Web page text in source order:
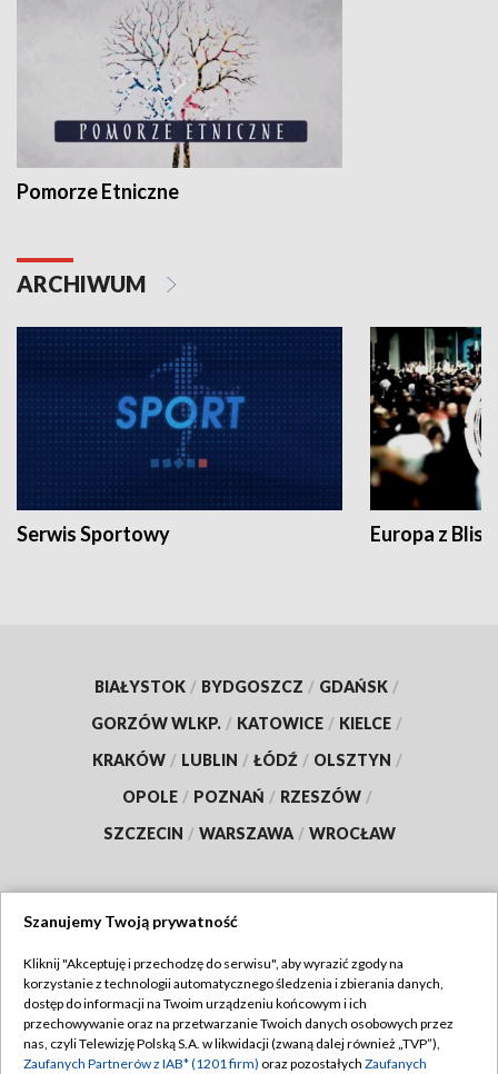
Pomorze Etniczne
ARCHIWUM
Serwis Sportowy Europa z
BIAŁYSTOK / BYDGOSZCZ / GDAŃSK /
GORZÓW WLKP. / KATOWICE / KIELCE /
KRAKÓW / LUBLIN / ŁÓDŹ / OLSZTYN /
OPOLE / POZNAŃ / RZESZÓW /
SZCZECIN / WARSZAWA / WROCŁAW
TVP
Abonament TVP
Emisja w TVP
Regulamin TVP
Polityka prywatności
Szanujemy Twoją prywatność
Kliknij "Akceptuję i przechodzę do serwisu", aby wyrazić zgody na
korzystanie z technologii automatycznego śledzenia i zbierania danych,
dostęp do informacji na Twoim urządzeniu końcowym i ich
przechowywanie oraz na przetwarzanie Twoich danych osobowych przez
nas, czyli Telewizję Polską S.A. w likwidacji (zwaną dalej również „TVP”),
Zaufanych Partnerów z IAB* (1201 firm) oraz pozostałych Zaufanych